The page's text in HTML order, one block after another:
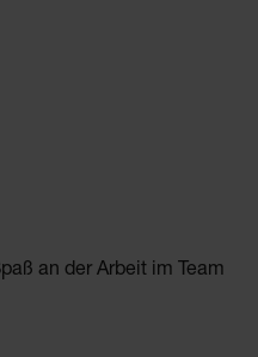
an der Arbeit im Team